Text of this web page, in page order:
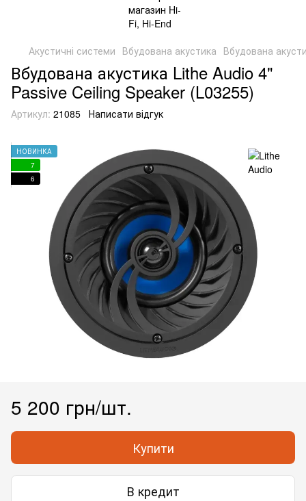
Акустичні системи Вбудована акустика Вбудована
Вбудована акустика Lithe Audio 4"
Passive Ceiling Speaker (L03255)
Артикул: 21085 Написати відгук
НОВИНКА
7
6
5 200 грн/шт.
Купити
В кредит